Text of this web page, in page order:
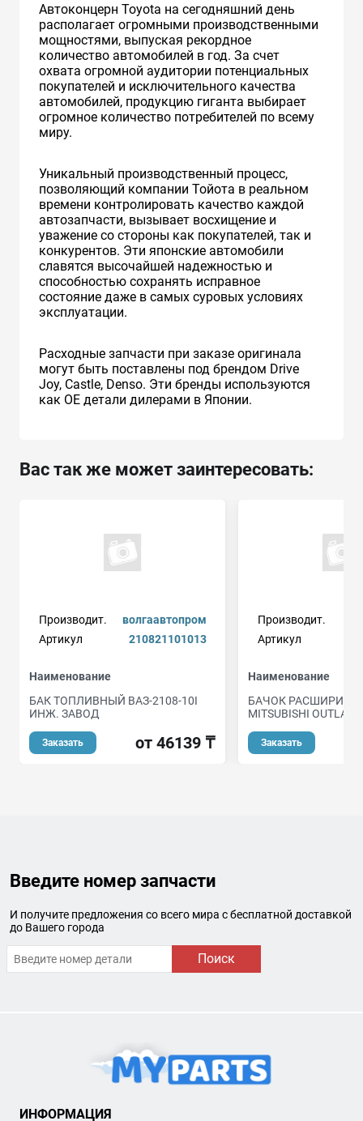
Автоконцерн Toyota на сегодняшний день
располагает огромными производственными
мощностями, выпуская рекордное
количество автомобилей в год. За счет
охвата огромной аудитории потенциальных
покупателей и исключительного качества
автомобилей, продукцию гиганта выбирает
огромное количество потребителей по всему
миру.
Уникальный производственный процесс,
позволяющий компании Тойота в реальном
времени контролировать качество каждой
автозапчасти, вызывает восхищение и
уважение со стороны как покупателей, так и
конкурентов. Эти японские автомобили
славятся высочайшей надежностью и
способностью сохранять исправное
состояние даже в самых суровых условиях
эксплуатации.
Расходные запчасти при заказе оригинала
могут быть поставлены под брендом Drive
Joy, Castle, Denso. Эти бренды используются
как ОЕ детали дилерами в Японии.
Вас так же может заинтересовать:
Производит.
волгаавтопром
Артикул
210821101013
Наименование
БАК ТОПЛИВНЫЙ ВАЗ-2108-10I
ИНЖ. ЗАВОД
Заказать от 46139 ₸
Производит.
Артикул
Наименование
БАЧОК
MITSUBISHI
Заказать
Введите номер запчасти
И получите предложения со всего мира с бесплатной доставкой
до Вашего города
Поиск
ИНФОРМАЦИЯ